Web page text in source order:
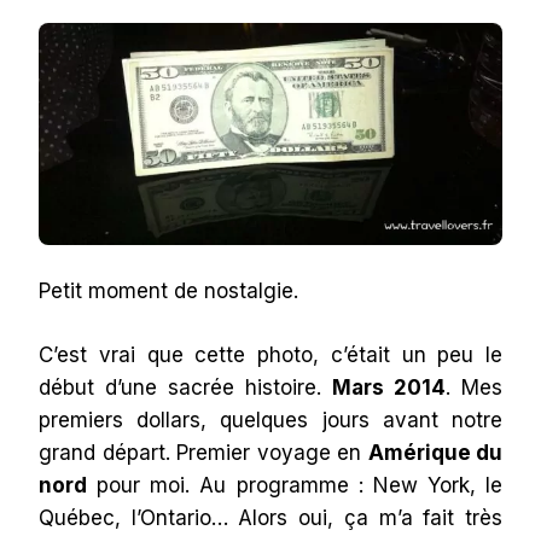
Petit moment de nostalgie.
C’est vrai que cette photo, c’était un peu le
début d’une sacrée histoire. Mars 2014. Mes
premiers dollars, quelques jours avant notre
grand départ. Premier voyage en Amérique du
nord pour moi. Au programme : New York, le
Québec, l’Ontario… Alors oui, ça m’a fait très